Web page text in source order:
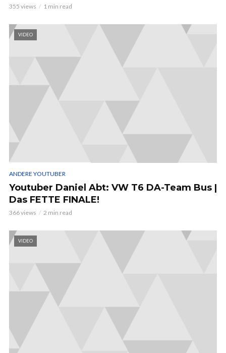
355 views 1 min read
VIDEO
ANDERE YOUTUBER
Youtuber Daniel Abt: VW T6 DA-Team Bus |
Das FETTE FINALE!
366 views 2 min read
VIDEO